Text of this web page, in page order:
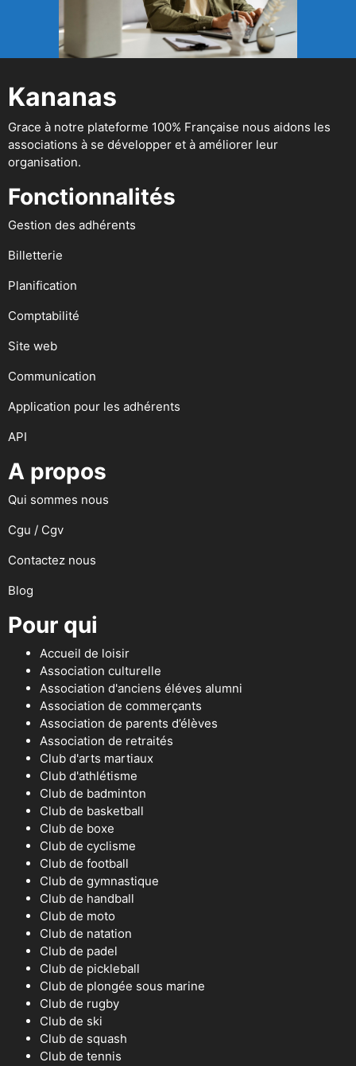
Kananas
Grace à notre plateforme 100% Française nous aidons les
associations à se développer et à améliorer leur
organisation.
Fonctionnalités
Gestion des adhérents
Billetterie
Planification
Comptabilité
Site web
Communication
Application pour les adhérents
API
A propos
Qui sommes nous
Cgu / Cgv
Contactez nous
Blog
Pour qui
Accueil de loisir
Association culturelle
Association d'anciens éléves alumni
Association de commerçants
Association de parents d’élèves
Association de retraités
Club d'arts martiaux
Club d'athlétisme
Club de badminton
Club de basketball
Club de boxe
Club de cyclisme
Club de football
Club de gymnastique
Club de handball
Club de moto
Club de natation
Club de padel
Club de pickleball
Club de plongée sous marine
Club de rugby
Club de ski
Club de squash
Club de tennis